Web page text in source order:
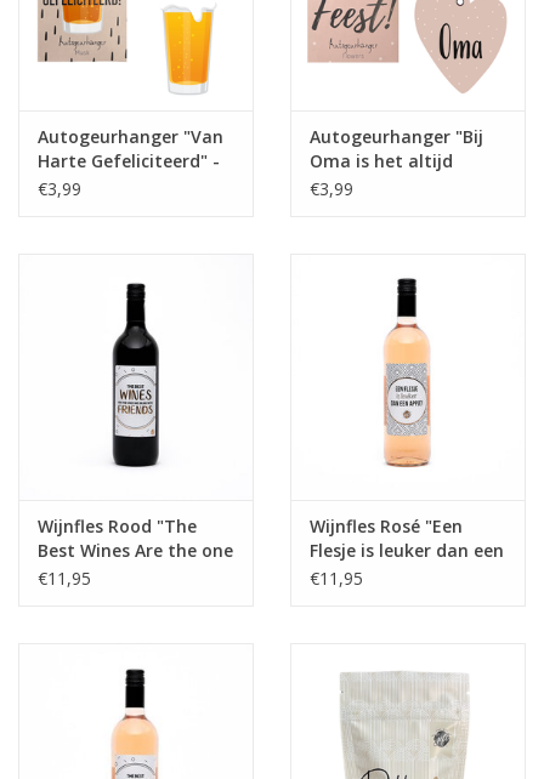
Juf & Meester Cadeaus
Brievenbus Kadootjes
Kadobonnen
Autogeurhanger "Van
Harte Gefeliciteerd" -
The Big Gifts
€3,99
Autogeurhanger "Bij
Oma is het altijd
Feest!" - The Big Gifts
€3,99
Wijnfles Rood "The
Best Wines Are the one
we drink with Friends"
€11,95
Wijnfles Rosé "Een
Flesje is leuker dan een
Appje!" - The Big Gifts
€11,95